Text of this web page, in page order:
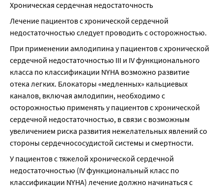
Хроническая сердечная недостаточность
Лечение пациентов с хронической сердечной
недостаточностью следует проводить с осторожностью.
При применении амлодипина у пациентов с хронической
сердечной недостаточностью III и IV функционального
класса по классификации NYHA возможно развитие
отека легких. Блокаторы «медленных» кальциевых
каналов, включая амлодипин, необходимо с
осторожностью применять у пациентов с хронической
сердечной недостаточностью, в связи с возможным
увеличением риска развития нежелательных явлений со
стороны сердечнососудистой системы и смертности.
У пациентов с тяжелой хронической сердечной
недостаточностью (IV функциональный класс по
классификации NYHA) лечение должно начинаться с